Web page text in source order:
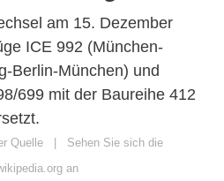
am 15. Dezember
ICE 992 (München-
Berlin-München) und
699 mit der Baureihe 412
Quelle
Sehen Sie sich die
an